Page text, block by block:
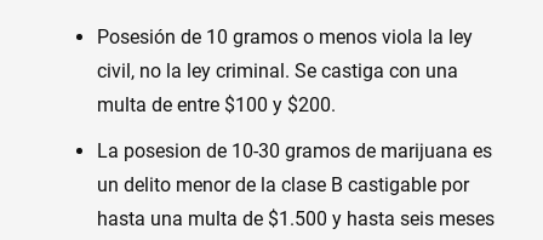
Posesión de 10 gramos o menos viola la ley
civil, no la ley criminal. Se castiga con una
multa de entre $100 y $200.
La posesion de 10-30 gramos de marijuana es
un delito menor de la clase B castigable por
hasta una multa de $1.500 y hasta seis meses